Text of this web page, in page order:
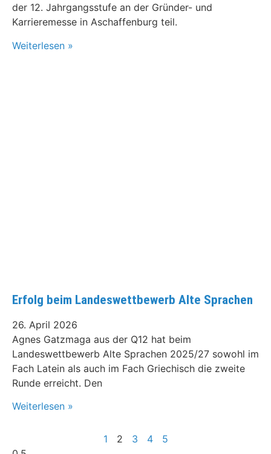
der 12. Jahrgangsstufe an der Gründer- und
Karrieremesse in Aschaffenburg teil.
Weiterlesen »
Erfolg beim Landeswettbewerb Alte Sprachen
26. April 2026
Agnes Gatzmaga aus der Q12 hat beim
Landeswettbewerb Alte Sprachen 2025/27 sowohl im
Fach Latein als auch im Fach Griechisch die zweite
Runde erreicht. Den
Weiterlesen »
1 2 3 4 5